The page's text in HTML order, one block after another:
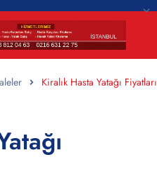
Kiralık Hasta Yatağı Fiyatları